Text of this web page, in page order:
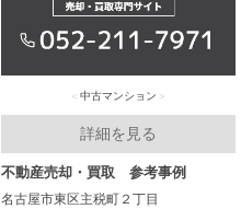
中古マンション
詳細を見る
不動産売却・買取 参考事例
名古屋市東区主税町２丁目